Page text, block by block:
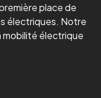
place de
électriques. Notre
mobilité électrique